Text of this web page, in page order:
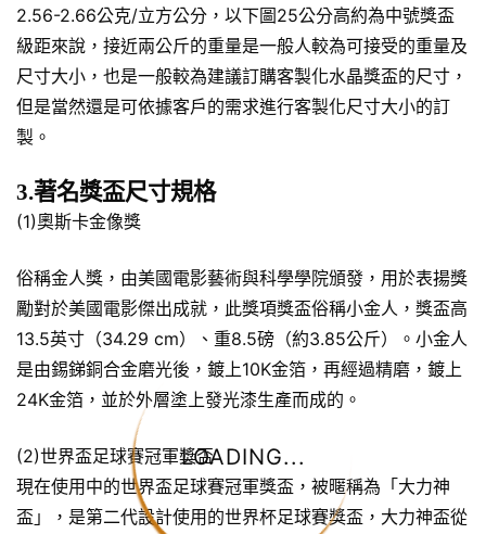
LOADING...
2.56-2.66公克/立方公分，以下圖25公分高約為中號獎盃
級距來說，接近兩公斤的重量是一般人較為可接受的重量及
尺寸大小，也是一般較為建議訂購客製化水晶獎盃的尺寸，
但是當然還是可依據客戶的需求進行客製化尺寸大小的訂
製。
3.著名獎盃尺寸規格
(1)奧斯卡金像獎
俗稱金人獎，由美國電影藝術與科學學院頒發，用於表揚獎
勵對於美國電影傑出成就，此獎項獎盃俗稱小金人，獎盃高
13.5英寸（34.29 cm）、重8.5磅（約3.85公斤）。小金人
是由錫銻銅合金磨光後，鍍上10K金箔，再經過精磨，鍍上
24K金箔，並於外層塗上發光漆生產而成的。
(2)世界盃足球賽冠軍獎盃
現在使用中的世界盃足球賽冠軍獎盃，被暱稱為「大力神
盃」，是第二代設計使用的世界杯足球賽獎盃，大力神盃從